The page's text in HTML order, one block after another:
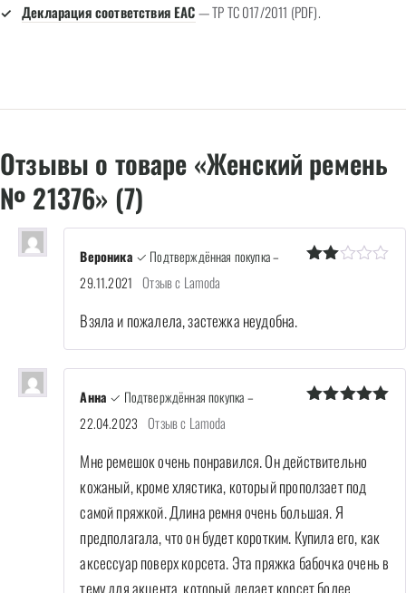
Декларация соответствия EAC— ТР ТС 017/2011 (PDF).
Отзывы о товаре «Женский ремень
№ 21376» (7)
Вероника ✓ Подтверждённая покупка–
29.11.2021 Отзыв с Lamoda
Взяла и пожалела, застежка неудобна.
Анна ✓ Подтверждённая покупка–
22.04.2023 Отзыв с Lamoda
Мне ремешок очень понравился. Он действительно
кожаный, кроме хлястика, который проползает под
самой пряжкой. Длина ремня очень большая. Я
предполагала, что он будет коротким. Купила его, как
аксессуар поверх корсета. Эта пряжка бабочка очень в
тему для акцента, который делает корсет более